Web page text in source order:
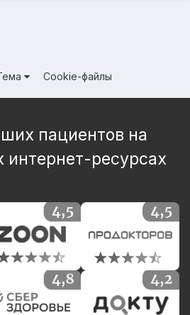
Cookie-файлы
пациентов на
интернет-ресурсах